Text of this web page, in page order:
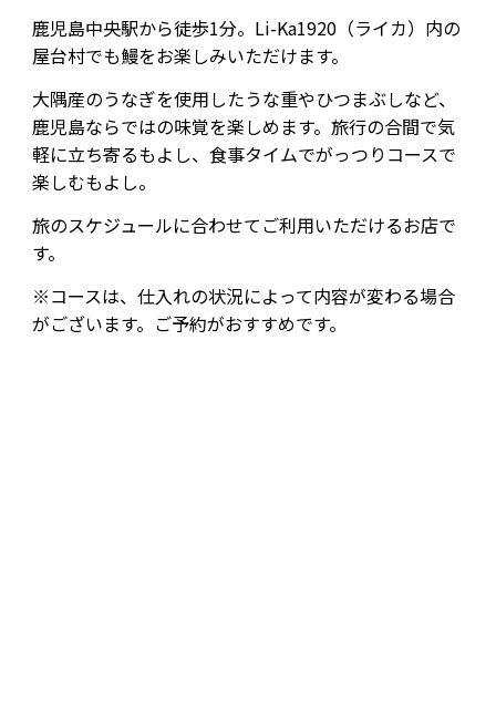
鹿児島中央駅から徒歩1分。 Li-Ka1920 （ライカ）内の
屋台村でも鰻をお楽しみいただけます。
大隅産のうなぎを使用したうな重やひつまぶしなど、
鹿児島ならではの味覚を楽しめます。旅行の合間で気
軽に立ち寄るもよし、食事タイムでがっつりコースで
楽しむもよし。
旅のスケジュールに合わせてご利用いただけるお店で
す。
※コースは、仕入れの状況によって内容が変わる場合
がございます。ご予約がおすすめです。